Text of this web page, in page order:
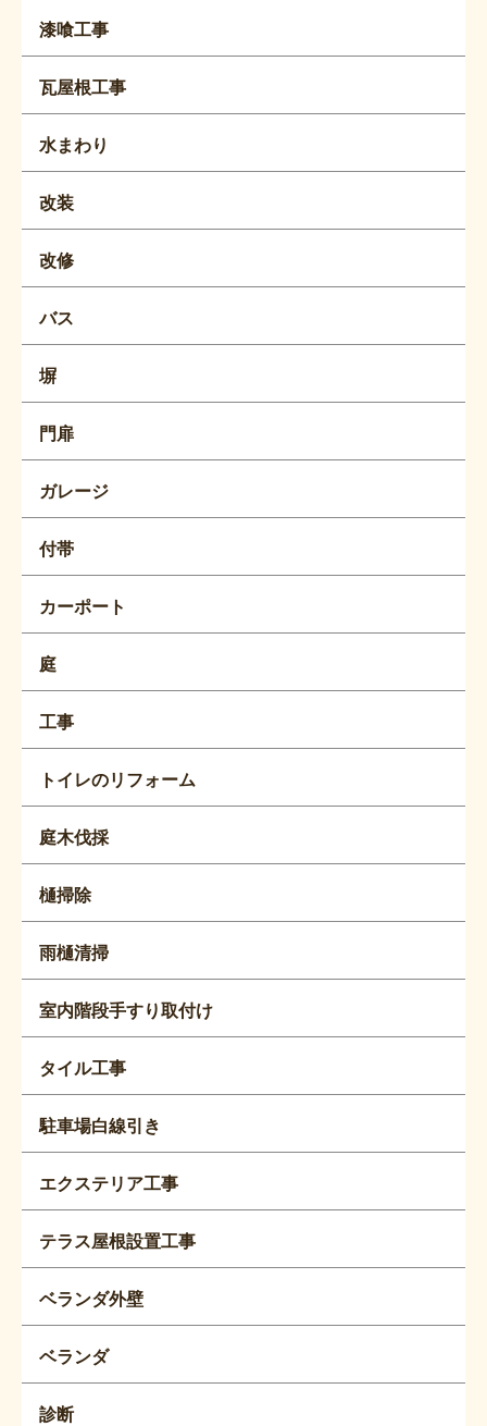
漆喰工事
瓦屋根工事
水まわり
改装
改修
バス
塀
門扉
ガレージ
付帯
カーポート
庭
工事
トイレのリフォーム
庭木伐採
樋掃除
雨樋清掃
室内階段手すり取付け
タイル工事
駐車場白線引き
エクステリア工事
テラス屋根設置工事
ベランダ外壁
ベランダ
診断